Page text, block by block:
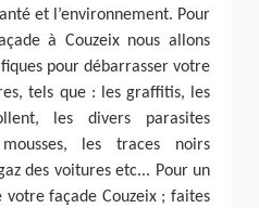
et l’environnement. Pour
à Couzeix nous allons
pour débarrasser votre
tels que : les graffitis, les
les divers parasites
les traces noirs
des voitures etc... Pour un
votre façade Couzeix ; faites